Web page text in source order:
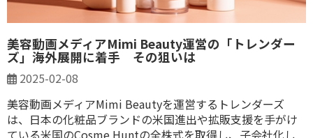
美容動画メディアMimi Beauty運営の「トレンダー
ズ」海外展開に着手 その狙いは
2025-02-08
美容動画メディアMimi Beautyを運営するトレンダーズ
は、日本の化粧品ブランドの米国進出や拡販支援を手がけ
ている米国のCosme Huntの全株式を取得し、子会社化し